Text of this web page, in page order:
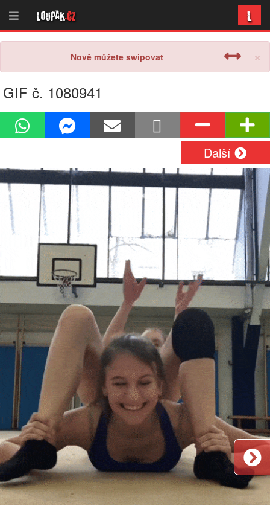
Loupak.cz L
×
Nově můžete swipovat
GIF č. 1080941
Další